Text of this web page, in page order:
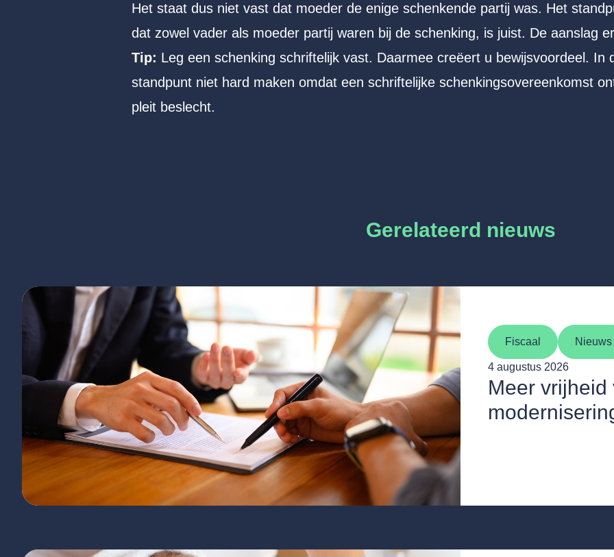
Het staat dus niet vast dat moeder de enige schenkende partij was. Het
dat zowel vader als moeder partij waren bij de schenking, is juist. De aanslag
Tip: Leg een schenking schriftelijk vast. Daarmee creëert u bewijsvoordeel. In
standpunt niet hard maken omdat een schriftelijke schenkingsovereenkomst
pleit beslecht.
Gerelateerd nieuws
Fiscaal Nieuws
4 augustus 2026
Meer